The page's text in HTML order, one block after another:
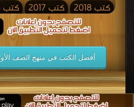
كتب 2018
كتب 2017 كتب 2016
كتب 2013 كتب 2012
كتب 2010
كتب 2009 كتب
كتب 2006
كتب 2005 كتب
كتب 2002
كتب 2001 كتب
كتب 1998
كتب 1997 كتب 1996
أفضل الكتب في منهج الصف